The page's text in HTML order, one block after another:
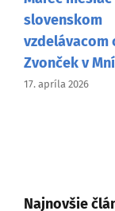
Vancouveri
9. februára 2026